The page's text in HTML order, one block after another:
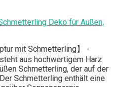
Deko für Außen,
mit Schmetterling】 -
aus hochwertigem Harz
Schmetterling, der auf der
Schmetterling enthält eine